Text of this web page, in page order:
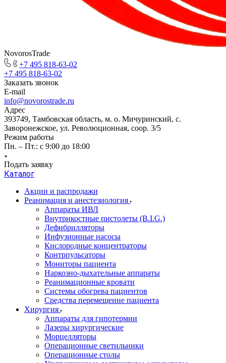
NovorosTrade
+7 495 818-63-02
+7 495 818-63-02
Заказать звонок
E-mail
info@novorostrade.ru
Адрес
393749, Тамбовская область, м. о. Мичуринский, с.
Заворонежское, ул. Революционная, соор. 3/5
Режим работы
Пн. – Пт.: с 9:00 до 18:00
Подать заявку
Каталог
Акции и распродажи
Реанимация и анестезиология
Аппараты ИВЛ
Внутрикостные пистолеты (B.I.G.)
Дефибрилляторы
Инфузионные насосы
Кислородные концентраторы
Контрпульсаторы
Мониторы пациента
Наркозно-дыхательные аппараты
Реанимационные кровати
Системы обогрева пациентов
Средства перемещение пациента
Хирургия
Аппараты для гипотермии
Лазеры хирургические
Морцелляторы
Операционные светильники
Операционные столы